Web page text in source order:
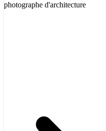
photographe d'architecture